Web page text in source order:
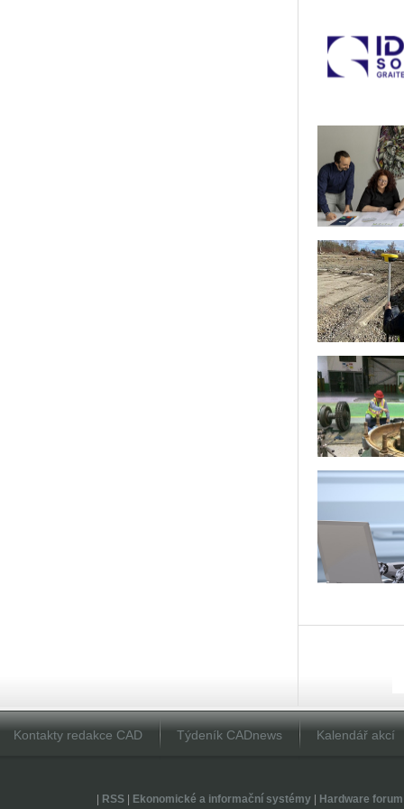
Kontakty redakce CAD Týdeník CADnews Kalendář akcí
RSS| Ekonomické a informační systémy| Hardware forum